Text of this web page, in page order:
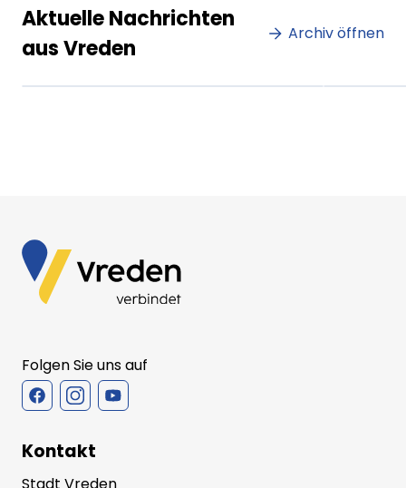
Aktuelle Nachrichten
aus Vreden
Archiv öffnen
Lorem ipsum Lorem ipsum
Folgen Sie uns auf
Kontakt
Stadt Vreden